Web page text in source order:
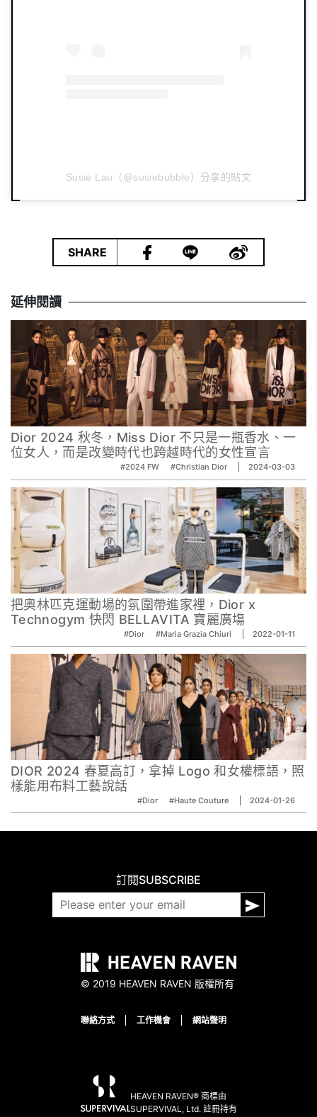
Susie Lau（@susiebubble）分享的貼文
SHARE
延伸閱讀
Dior 2024 秋冬，Miss Dior 不只是一瓶香水、一
位女人，而是改變時代也跨越時代的女性宣言
#2024 FW #Christian Dior‬ 2024-03-03
把奧林匹克運動場的氛圍帶進家裡，Dior x
Technogym 快閃 BELLAVITA 寶麗廣塲
#Dior #Maria Grazia Chiuri 2022-01-11
DIOR 2024 春夏高訂，拿掉 Logo 和女權標語，照
樣能用布料工藝說話
#Dior #Haute Couture 2024-01-26
訂閱SUBSCRIBE
© 2019 HEAVEN RAVEN 版權所有
聯絡方式 工作機會 網站聲明
HEAVEN RAVEN® 商標由
SUPERVIVAL, Ltd. 註冊持有